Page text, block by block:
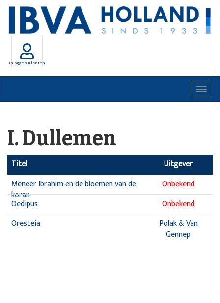
Inloggen Klanten
I. Dullemen
Titel
Uitgever
Meneer Ibrahim en de bloemen van de
koran
Onbekend
Oedipus
Onbekend
Oresteia
Polak & Van
Gennep